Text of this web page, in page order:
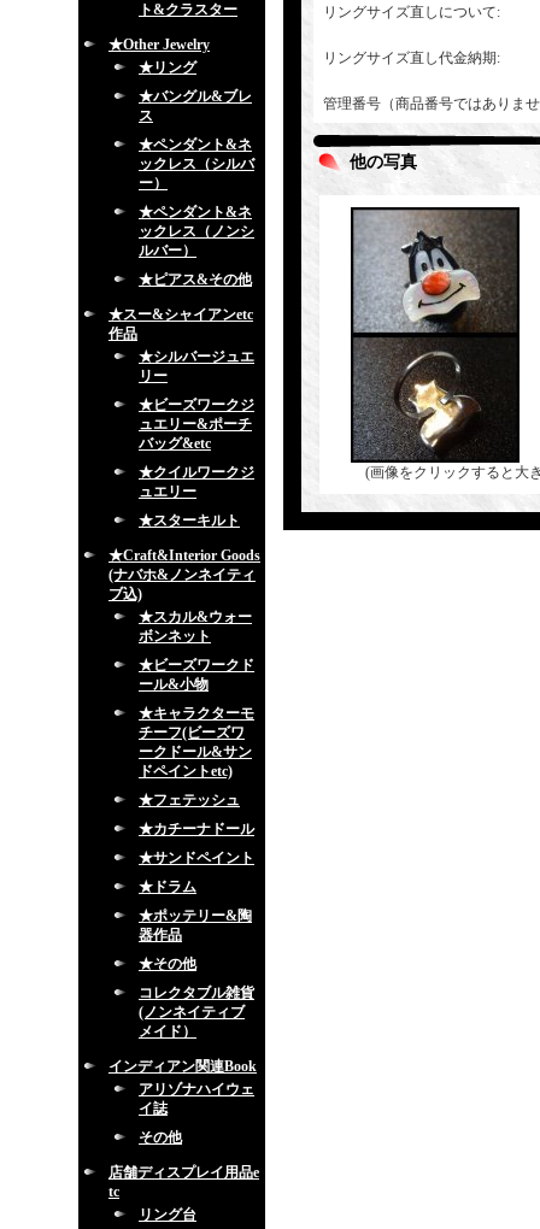
ト&クラスター
★Other Jewelry
★リング
★バングル&ブレ
ス
★ペンダント&ネ
ックレス（シルバ
ー）
★ペンダント&ネ
ックレス（ノンシ
ルバー）
★ピアス&その他
★スー&シャイアンetc
作品
★シルバージュエ
リー
★ビーズワークジ
ュエリー&ポーチ
バッグ&etc
★クイルワークジ
ュエリー
★スターキルト
★Craft&Interior Goods
(ナバホ&ノンネイティ
ブ込)
★スカル&ウォー
ボンネット
★ビーズワークド
ール&小物
★キャラクターモ
チーフ(ビーズワ
ークドール&サン
ドペイントetc)
★フェテッシュ
★カチーナドール
★サンドペイント
★ドラム
★ポッテリー&陶
器作品
★その他
コレクタブル雑貨
(ノンネイティブ
メイド）
インディアン関連Book
アリゾナハイウェ
イ誌
その他
店舗ディスプレイ用品e
tc
リング台
リングサイズ直しについて:
リングサイズ直し代金納期:
管理番号（商品番号ではありま
他の写真
(画像をクリックすると大